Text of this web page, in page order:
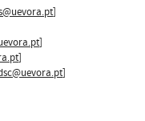
]
]
]
]